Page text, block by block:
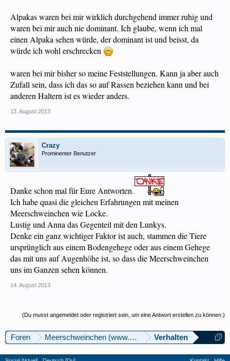
Alpakas waren bei mir wirklich durchgehend immer ruhig und
waren bei mir auch nie dominant. Ich glaube, wenn ich mal
einen Alpaka sehen würde, der dominant ist und beisst, da
würde ich wohl erschrecken
waren bei mir bisher so meine Feststellungen. Kann ja aber auch
Zufall sein, dass ich das so auf Rassen beziehen kann und bei
anderen Haltern ist es wieder anders.
13. August 2013
Crazy
Prominenter Benutzer
Danke schon mal für Eure Antworten.
Ich habe quasi die gleichen Erfahrungen mit meinen
Meerschweinchen wie Locke.
Lustig und Anna das Gegenteil mit den Lunkys.
Denke ein ganz wichtiger Faktor ist auch, stammen die Tiere
ursprünglich aus einem Bodengehege oder aus einem Gehege
das mit uns auf Augenhöhe ist, so dass die Meerschweinchen
uns im Ganzen sehen können.
14. August 2013
(Du musst angemeldet oder registriert sein, um eine Antwort erstellen zu können.)
Foren Meerschweinchen (www.meerschweinforum.ch)
Verhalten